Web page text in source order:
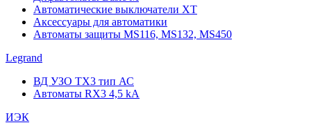
Автоматические выключатели XT
Аксессуары для автоматики
Автоматы защиты MS116, MS132, MS450
Legrand
ВД УЗО TX3 тип АС
Автоматы RX3 4,5 kA
ИЭК